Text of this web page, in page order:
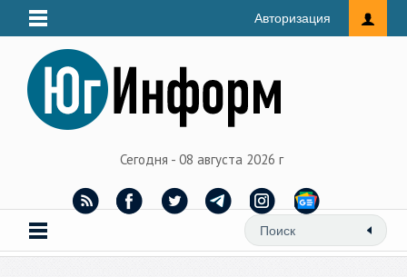
Авторизация
Сегодня - 08 августа 2026 г